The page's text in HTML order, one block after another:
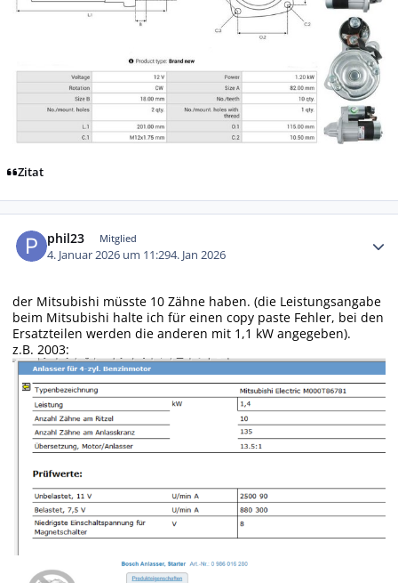
Zitat
phil23 Mitglied
4. Januar 2026 um 11:294. Jan 2026
der Mitsubishi müsste 10 Zähne haben. (die Leistungsangabe
beim Mitsubishi halte ich für einen copy paste Fehler, bei den
Ersatzteilen werden die anderen mit 1,1 kW angegeben).
z.B. 2003: